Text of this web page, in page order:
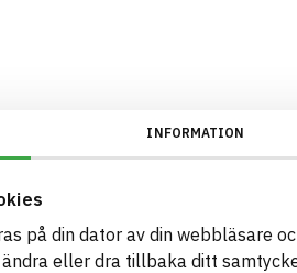
INFORMATION
på din dator av din webbläsare
eller dra tillbaka ditt